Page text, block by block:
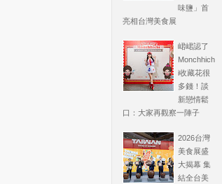
味鹽」首
亮相台灣美食展
峮峮認了
Monchhich
i收藏花很
多錢！談
新戀情鬆
口：大家再觀察一陣子
2026台灣
美食展盛
大揭幕 集
結全台美